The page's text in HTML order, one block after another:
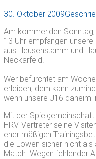
30. Oktober 2009
Am kommenden
13 Uhr empfangen
aus Heusenstamm und
Neckarfeld.
Wer befürchtet am
erleiden, dem kann
wenn unsere U16 daheim
Mit der
HRV-Vertreter seine
eher mäßigen
die Löwen sicher nicht
Match. Wegen fehlender